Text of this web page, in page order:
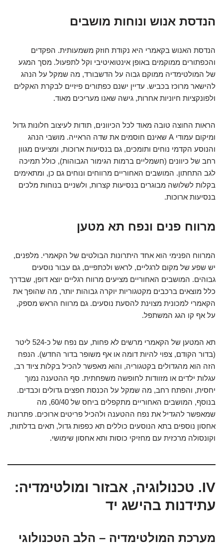
הנדסת אנוש ונוחות מושבים
הנדסת האנוש בקאמרי היא נקודת חוזק משמעותית. הפקדים
והכפתורים ממוקמים באופן אינטואיטיבי וקל לתפעול. מסך המגע
של המולטימדיה ממוקם גבוה על הדשבורד, מה שמקל על הנהג
להישאר מרוכז בכביש. עדיין ישנם כפתורים פיזיים לבקרת האקלים
ולפונקציות חיוניות אחרות, גישה שאנו מעריכים מאוד.
הראות החוצה טובה מאוד לכל הכיוונים, תודות לעיצוב חלונות גדול
ומיקום עמודי A שאינם חוסמים את שדה הראייה. מושבי הנהג
והנוסע הקדמי נוחים ותומכים, גם בנסיעות ארוכות, ומציעים מגוון
רחב של כיוונים (חשמליים ברמות הגימור הגבוהות), כולל תמיכה
לגב התחתון. המושבים האחוריים מרווחים ונוחים גם כן, ומתאימים
בקלות לשלושה מבוגרים בנסיעות קצרות, ולשניים בנוחות מלכים
בנסיעות ארוכות.
מרווח פנים ונפח תא מטען
המרווח הפנימי הוא אחד היתרונות הבולטים של הקאמרי. מלפנים,
יש שפע של מקום לרגליים, לראש ולכתפיים, גם עבור נוסעים
גבוהים. המושבים האחוריים מציעים מרווח רגליים יוצא דופן, שבדרך
כלל מוצאים ברכבים מקטגוריות יוקרה גבוהות יותר, מה שהופך את
הקאמרי למכונית מצוינת להסעת נוסעים. גם מרווח הראש מספק,
על אף קו הגג המשתפל.
תא המטען של הקאמרי מרשים לא פחות, עם נפח של כ-524 ליטר
(בדור הקודם, צפוי להיות דומה או אף משופר בדור החדש). הנפח
הזה הוא מהגדולים בקטגוריה, והוא מאפשר להכיל בקלות ציוד רב,
עגלות ילדים או מזוודות לחופשה משפחתית. סף ההטענה נמוך
יחסית, והפתח רחב, מה שמקל על הכנסת חפצים גדולים וכבדים.
בנוסף, המושבים האחוריים מתקפלים ביחס של 60/40, מה
שמאפשר להגדיל את נפח ההטענה ולהכיל פריטים ארוכים. פתרונות
אחסון נוספים בתא הנוסעים כוללים תא כפפות גדול, תאים בדלתות,
וקונסולה מרכזית עם מחזיקי כוסות ותא אחסון שימושי.
IV. טכנולוגיה, אבזור ומולטימדיה:
עתידנות בהישג יד
מערכת המולטימדיה – הלב הטכנולוגי